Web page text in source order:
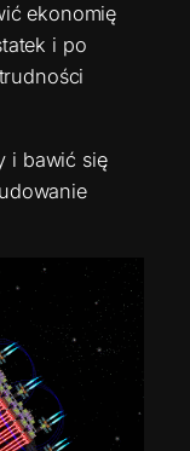
ekonomię
i po
i bawić się